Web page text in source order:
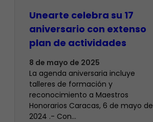
Unearte celebra su 17
aniversario con extenso
plan de actividades
8 de mayo de 2025
La agenda aniversaria incluye
talleres de formación y
reconocimiento a Maestros
Honorarios Caracas, 6 de mayo de
2024 .- Con…